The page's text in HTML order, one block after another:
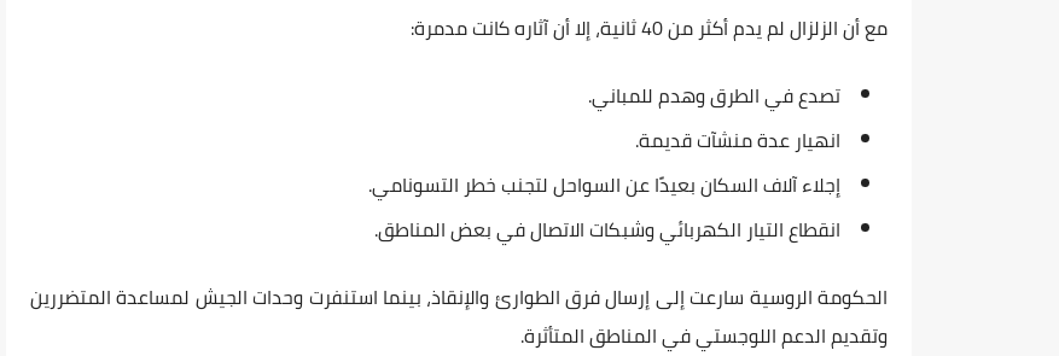
مع أن الزلزال لم يدم أكثر من 40 ثانية، إلا أن آثاره كانت مدمرة:
تصدع في الطرق وهدم للمباني.
انهيار عدة منشآت قديمة.
إجلاء آلاف السكان بعيدًا عن السواحل لتجنب خطر التسونامي.
انقطاع التيار الكهربائي وشبكات الاتصال في بعض المناطق.
الحكومة الروسية سارعت إلى إرسال فرق الطوارئ والإنقاذ، بينما استنفرت وحدات الجيش لمساعدة المتضررين
وتقديم الدعم اللوجستي في المناطق المتأثرة.